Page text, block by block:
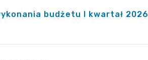
budżetu I kwartał 2026